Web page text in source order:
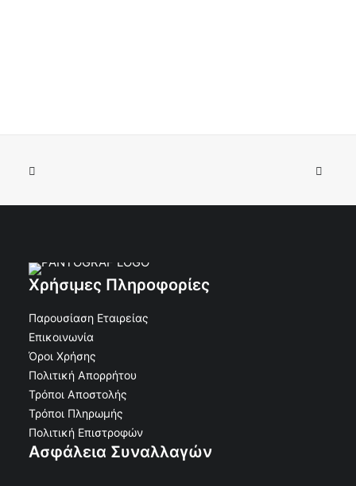
Χρήσιμες Πληροφορίες
Παρουσίαση Εταιρείας
Επικοινωνία
Όροι Χρήσης
Πολιτική Απορρήτου
Τρόποι Αποστολής
Τρόποι Πληρωμής
Πολιτική Επιστροφών
Ασφάλεια Συναλλαγών